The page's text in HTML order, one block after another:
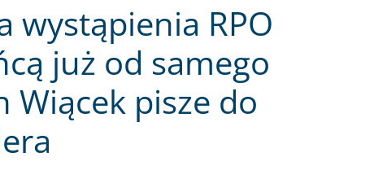
wystąpienia RPO
już od samego
pisze do